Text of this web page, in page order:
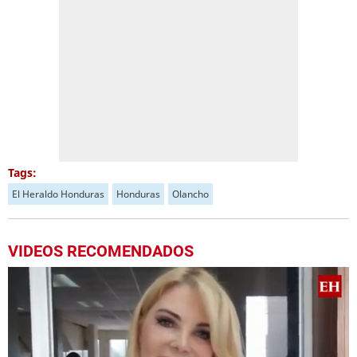
Tags:
El Heraldo Honduras Honduras Olancho
VIDEOS RECOMENDADOS